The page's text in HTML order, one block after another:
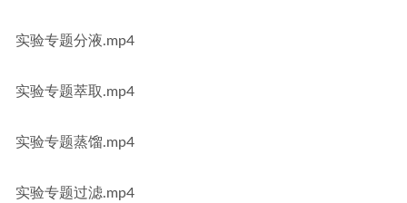
实验专题分液.mp4
实验专题萃取.mp4
实验专题蒸馏.mp4
实验专题过滤.mp4